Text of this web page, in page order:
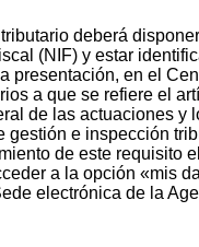
deberá
(NIF) y estar
presentación, en el
a que se refiere el
de las actuaciones y
gestión e inspección
de este requisito
a la opción «mis
electrónica de la